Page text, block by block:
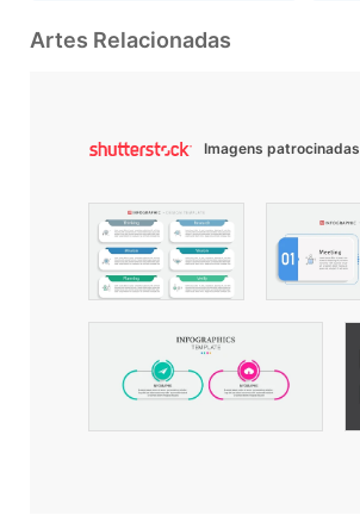
Artes Relacionadas
Imagens patrocinadas